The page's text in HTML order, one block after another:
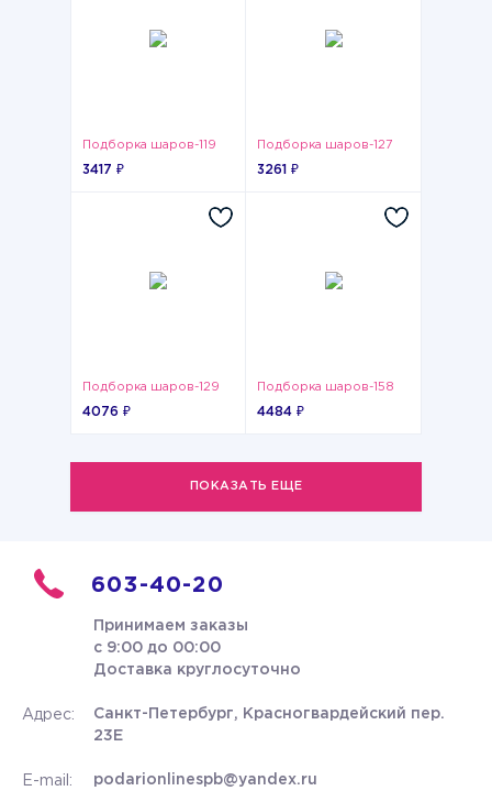
Подборка шаров-119
3417 ₽
Подборка шаров-127
3261 ₽
Подборка шаров-129
4076 ₽
Подборка шаров-158
4484 ₽
ПОКАЗАТЬ ЕЩЕ
603-40-20
Принимаем заказы
с 9:00 до 00:00
Доставка круглосуточно
Адрес:
Санкт-Петербург, Красногвардейский пер.
23Е
E-mail: podarionlinespb@yandex.ru